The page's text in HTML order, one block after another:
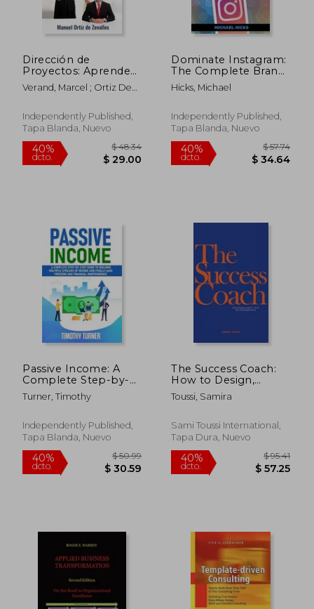
40%
Dirección de
Proyectos: Aprende
con la filosofía del
Aikido a liderar con
Verand, Marcel ; Ortiz De
Independently Published,
Tapa Blanda, Nuevo
Dominate Instagram:
The Complete Brand
Influencer Blueprint
to 100K Followers
Months. One Step At
a Time (en Inglés)
Hicks, Michael
Independently Published,
Tapa Blanda, Nuevo
Passive Income: A
Complete Step-by-
Step Guide to
Building Multiple
and Finally Gain
Freedom and
(en Inglés)
Turner, Timothy
Independently Published,
Tapa Blanda, Nuevo
The Success Coach:
How to Design,
Launch + Grow Your
Coaching Business
Toussi, Samira
Sami Toussi International,
Tapa Dura, Nuevo